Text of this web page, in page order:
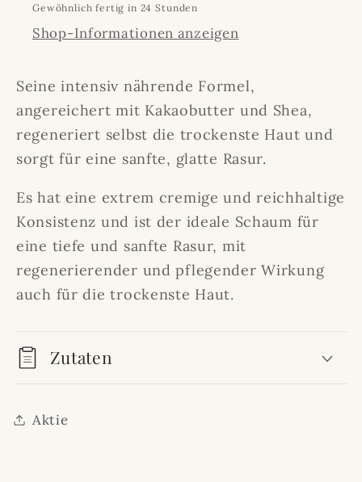
Gewöhnlich fertig in 24 Stunden
Shop-Informationen anzeigen
Seine intensiv nährende Formel,
angereichert mit Kakaobutter und Shea,
regeneriert selbst die trockenste Haut und
sorgt für eine sanfte, glatte Rasur.
Es hat eine extrem cremige und reichhaltige
Konsistenz und ist der ideale Schaum für
eine tiefe und sanfte Rasur, mit
regenerierender und pflegender Wirkung
auch für die trockenste Haut.
Zutaten
Aktie